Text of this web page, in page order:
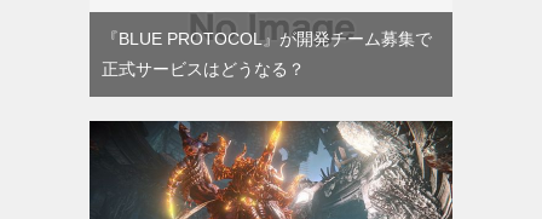
『BLUE PROTOCOL』が開発チーム募集で
正式サービスはどうなる？